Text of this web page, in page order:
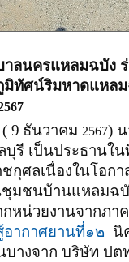
รแหลมฉบัง ร่ว
ทัศน์ริมหาดแหลม
9 ธันวาคม 2567)
รี เป็นประธานใ
กุศลเนื่องในโอก
มชนบ้านแหลมฉ
น่วยงานจากภาค
ากาศยานที่๑๒ นิ
างจาก บริษัท ป